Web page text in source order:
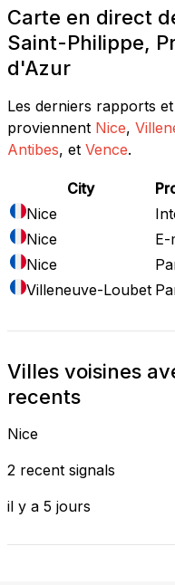
Carte en direct
Saint-Philippe,
d'Azur
Les derniers rapports
proviennent Nice,
Antibes, et Vence.
City
Nice
Nice
E-
Nice
Villeneuve-Loubet
Villes voisines
recents
Nice
2 recent signals
il y a 5 jours